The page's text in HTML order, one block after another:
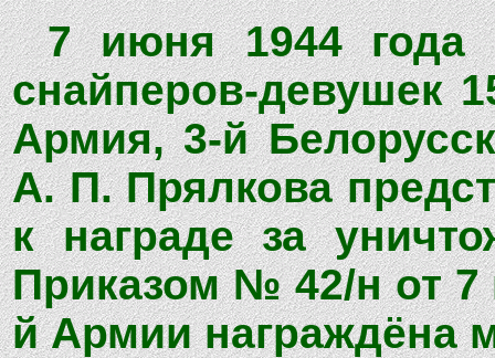
7 июня 1944 года
снайперов-девушек
Армия, 3-й
А. П. Прялкова
к награде за
Приказом № 42/н от 7
й Армии награждёна